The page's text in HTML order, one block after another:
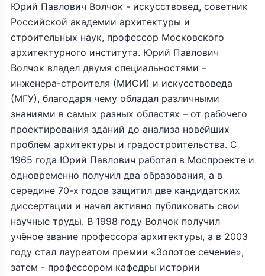
Юрий Павлович Волчок - искусствовед, советник
Российской академии архитектуры и
строительных наук, профессор Московского
архитектурного института. Юрий Павлович
Волчок владел двумя специальностями –
инженера-строителя (МИСИ) и искусствоведа
(МГУ), благодаря чему обладал различными
знаниями в самых разных областях – от рабочего
проектирования зданий до анализа новейших
проблем архитектуры и градостроительства. С
1965 года Юрий Павлович работал в Моспроекте и
одновременно получил два образования, а в
середине 70-х годов защитил две кандидатских
диссертации и начал активно публиковать свои
научные труды. В 1998 году Волчок получил
учёное звание профессора архитектуры, а в 2003
году стал лауреатом премии «Золотое сечение»,
затем - профессором кафедры истории